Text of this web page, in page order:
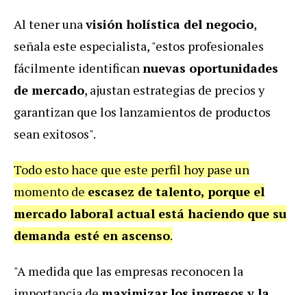
Al tener unavisión holística del negocio,
señala este especialista, "estos profesionales
fácilmente identificannuevas oportunidades
de mercado, ajustan estrategias de precios y
garantizan que los lanzamientos de productos
sean exitosos".
Todo esto hace que este perfil hoy pase un
momento de escasez de talento, porque el
mercado laboral actual está haciendo que su
demanda esté en ascenso.
"A medida que las empresas reconocen la